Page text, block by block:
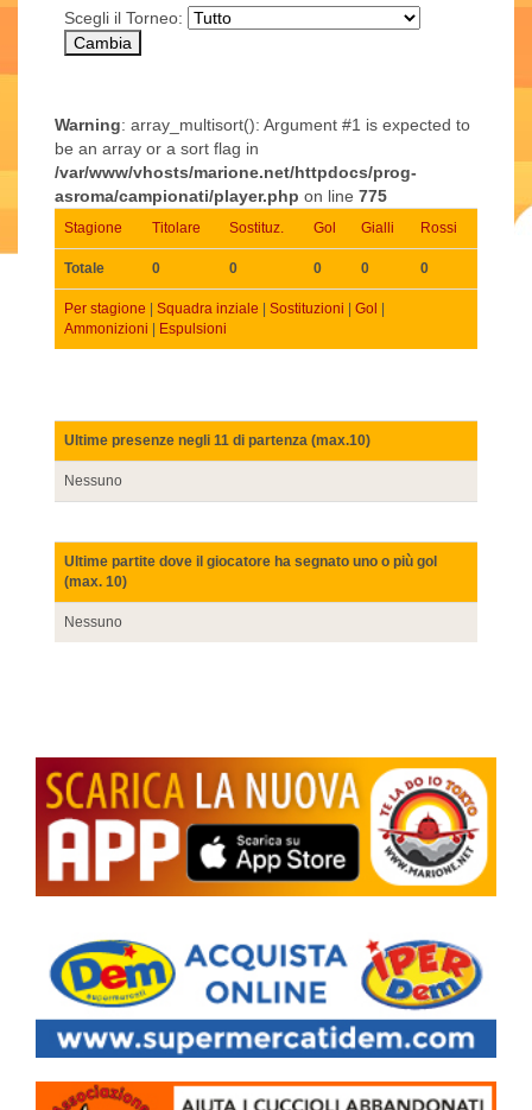
Scegli il Torneo:
Warning: array_multisort(): Argument #1 is expected to
be an array or a sort flag in
/var/www/vhosts/marione.net/httpdocs/prog-
asroma/campionati/player.php on line 775
Stagione Titolare Sostituz. Gol Gialli Rossi
Totale 0 0 0 0 0
Per stagione Squadra inziale Sostituzioni Gol
Ammonizioni
Espulsioni
Ultime presenze negli 11 di partenza (max.10)
Nessuno
Ultime partite dove il giocatore ha segnato uno o più gol
(max. 10)
Nessuno